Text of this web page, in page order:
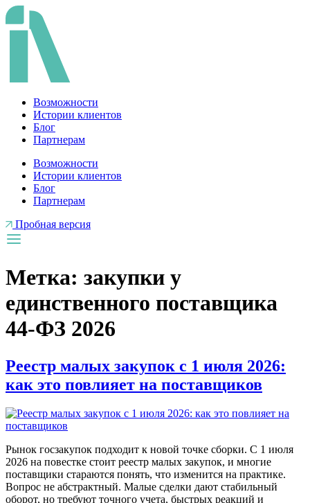
Перейти
к
содержимому
Возможности
Истории клиентов
Блог
Партнерам
Возможности
Истории клиентов
Блог
Партнерам
Пробная версия
Метка: закупки у
единственного поставщика
44-ФЗ 2026
Реестр малых закупок с 1 июля 2026:
как это повлияет на поставщиков
Рынок госзакупок подходит к новой точке сборки. С 1 июля
2026 на повестке стоит реестр малых закупок, и многие
поставщики стараются понять, что изменится на практике.
Вопрос не абстрактный. Малые сделки дают стабильный
оборот, но требуют точного учета, быстрых реакций и